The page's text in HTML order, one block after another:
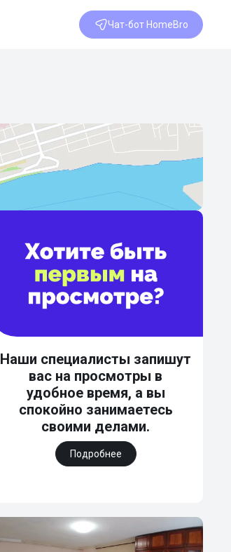
Чат-бот HomeBro
Наши специалисты запишут
вас на просмотры в
удобное время, а вы
спокойно занимаетесь
своими делами.
Подробнее